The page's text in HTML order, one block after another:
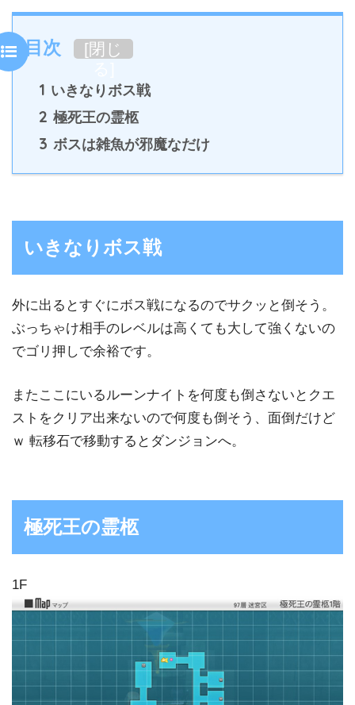
目次 [閉じ
1 いきなりボス戦
2 極死王の霊柩
3 ボスは雑魚が邪魔なだけ
いきなりボス戦
外に出るとすぐにボス戦になるのでサクッと倒そう。
ぶっちゃけ相手のレベルは高くても大して強くないの
でゴリ押しで余裕です。
またここにいるルーンナイトを何度も倒さないとクエ
ストをクリア出来ないので何度も倒そう、面倒だけど
ｗ 転移石で移動するとダンジョンへ。
極死王の霊柩
1F